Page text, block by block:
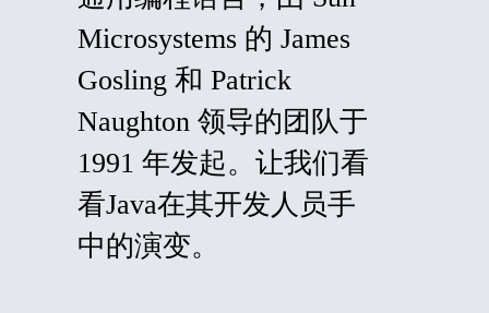
Microsystems 的 James
Gosling 和 Patrick
Naughton 领导的团队于
1991 年发起。让我们看
看Java在其开发人员手
中的演变。